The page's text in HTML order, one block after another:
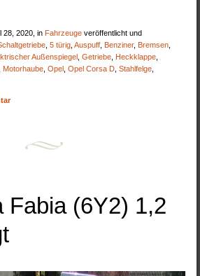
28, 2020, in Fahrzeuge veröffentlicht und
,5 türig ,Auspuff Benziner, Bremsen
Außenspiegel ,Getriebe Heckklappe
Motorhaube ,Opel ,Opel Corsa D ,Stahlfelge
Fabia (6Y2) 1,2